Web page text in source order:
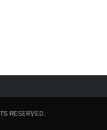
RESERVED.